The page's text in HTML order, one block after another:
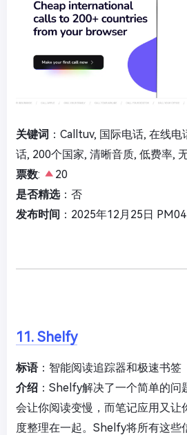
关键词 ：Calltuv, 国际电话, 在线
话, 200个国家, 清晰音质, 低费率,
票数:
20
是否精选：否
发布时间 ：2025年12月25日
11. Shelfy
标语：智能阅读追踪器和极速书签
介绍 ：Shelfy解决了一个简单的
会让你阅读变慢，而笔记应用又让
度整理在一起。Shelfy将所有这些